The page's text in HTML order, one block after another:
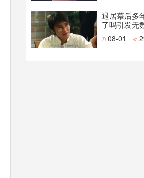
退居幕后多
了吗引发无
08-01